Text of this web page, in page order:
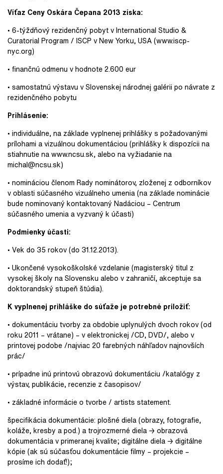
Víťaz Ceny Oskára Čepana 2013 získa:
• 6-týždňový rezidenčný pobyt v International Studio &
Curatorial Program / ISCP v New Yorku, USA (www.iscp-
nyc.org)
• finančnú odmenu v hodnote 2.600 eur
• samostatnú výstavu v Slovenskej národnej galérii po návrate z
rezidenčného pobytu
Prihlásenie:
• individuálne, na základe vyplnenej prihlášky s požadovanými
prílohami a vizuálnou dokumentáciou (prihlášky k dispozícii na
stiahnutie na www.ncsu.sk, alebo na vyžiadanie na
michal@ncsu.sk)
• nomináciou členom Rady nominátorov, zloženej z odborníkov
v oblasti súčasného vizuálneho umenia (na základe nominácie
bude nominovaný kontaktovaný Nadáciou – Centrum
súčasného umenia a vyzvaný k účasti)
Podmienky účasti:
• Vek do 35 rokov (do 31.12.2013).
• Ukončené vysokoškolské vzdelanie (magisterský titul z
vysokej školy na Slovensku alebo v zahraničí, akceptuje sa
doktorandský stupeň štúdia).
K vyplnenej prihláške do súťaže je potrebné priložiť:
• dokumentáciu tvorby za obdobie uplynulých dvoch rokov (od
roku 2011 – vrátane) – v elektronickej /CD, DVD/, alebo v
printovej podobe /najviac 20 farebných náhľadov najnovších
prác/
• prípadne inú printovú obrazovú dokumentáciu /katalógy z
výstav, publikácie, recenzie z časopisov/
• základné informácie o tvorbe / artists statement.
špecifikácia dokumentácie: plošné diela (obrazy, fotografie,
koláže, kresby a pod.) a trojrozmerné diela → obrazová
dokumentácia v primeranej kvalite; digitálne diela → digitálne
kópie (ak sú súčasťou dokumentácie filmy – projekcie –
prosíme ich dodať!);